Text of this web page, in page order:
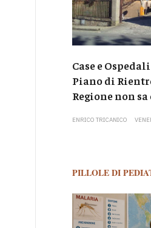
Case e
Piano di
Regione non
ENRICO TRICANICO
PILLOLE DI